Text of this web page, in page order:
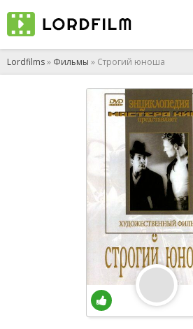
Lordfilms» Фильмы » Строгий юноша